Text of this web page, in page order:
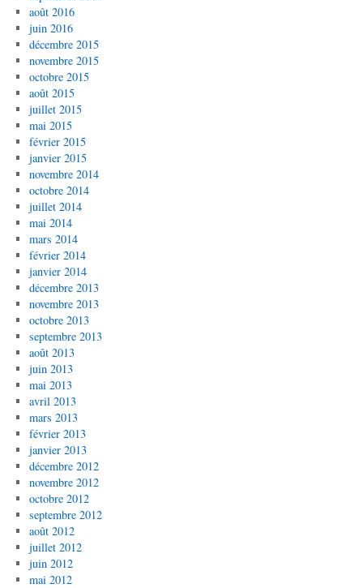
août 2016
juin 2016
décembre 2015
novembre 2015
octobre 2015
août 2015
juillet 2015
mai 2015
février 2015
janvier 2015
novembre 2014
octobre 2014
juillet 2014
mai 2014
mars 2014
février 2014
janvier 2014
décembre 2013
novembre 2013
octobre 2013
septembre 2013
août 2013
juin 2013
mai 2013
avril 2013
mars 2013
février 2013
janvier 2013
décembre 2012
novembre 2012
octobre 2012
septembre 2012
août 2012
juillet 2012
juin 2012
mai 2012